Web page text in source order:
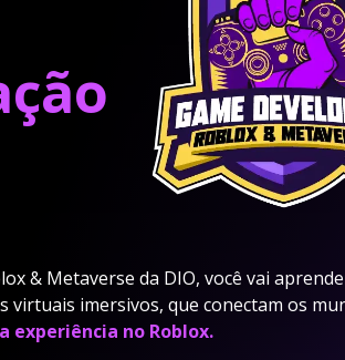
& Metaverse da DIO, você vai
virtuais imersivos, que conectam os
experiência no Roblox.